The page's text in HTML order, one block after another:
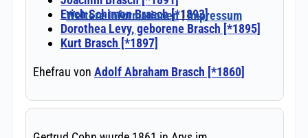
Weitere Informationen|Impressum